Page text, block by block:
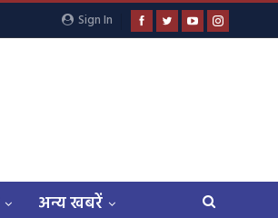
Sign In
अन्य खबरें